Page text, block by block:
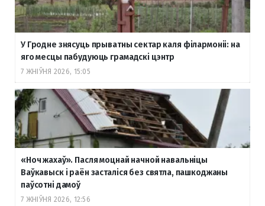
У Гродне знясуць прыватны сектар каля філармоніі: на
яго месцы пабудуюць грамадскі цэнтр
7 ЖНІЎНЯ 2026, 15:05
«Ноч жахаў». Пасля моцнай начной навальніцы
Ваўкавыск і раён засталіся без святла, пашкоджаны
паўсотні дамоў
7 ЖНІЎНЯ 2026, 12:56